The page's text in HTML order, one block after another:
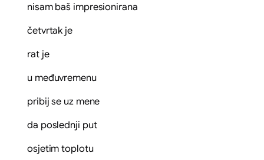
nisam baš impresionirana
četvrtak je
rat je
u međuvremenu
pribij se uz mene
da poslednji put
osjetim toplotu